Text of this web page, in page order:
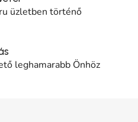
üzletben történő
leghamarabb Önhöz